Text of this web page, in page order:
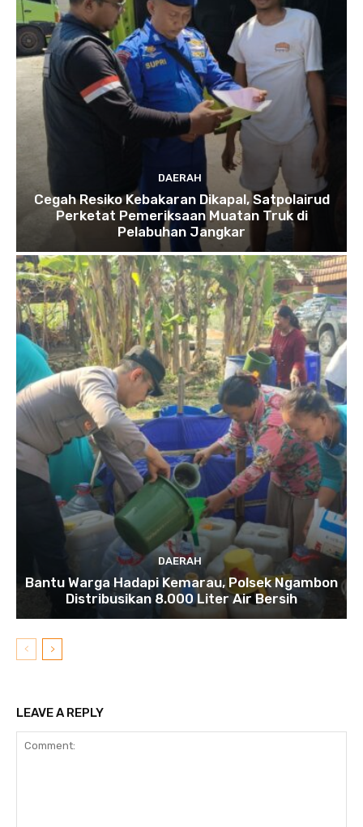
DAERAH
Cegah Resiko Kebakaran Dikapal, Satpolairud
Perketat Pemeriksaan Muatan Truk di
Pelabuhan Jangkar
DAERAH
Bantu Warga Hadapi Kemarau, Polsek Ngambon
Distribusikan 8.000 Liter Air Bersih
LEAVE A REPLY